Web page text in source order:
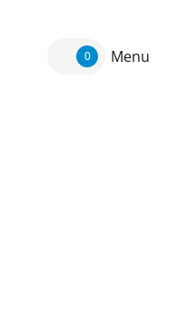
0 Menu